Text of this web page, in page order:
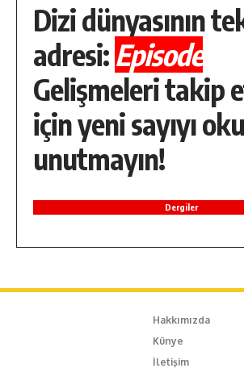
Dizi dünyasının
adresi: Episode
Gelişmeleri takip
için yeni sayıyı
unutmayın!
Dergiler
Hakkımızda
Künye
İletişim